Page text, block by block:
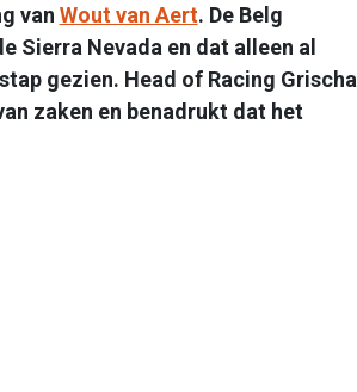
van Wout van Aert. De Belg
Sierra Nevada en dat alleen al
gezien. Head of Racing Grischa
zaken en benadrukt dat het